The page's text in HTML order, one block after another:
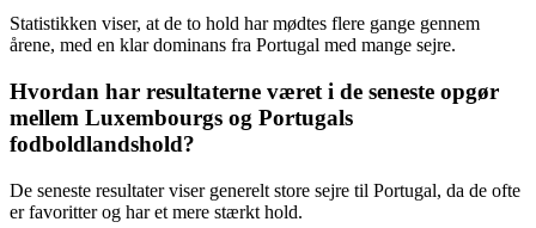
Statistikken viser, at de to hold har mødtes flere gange gennem
årene, med en klar dominans fra Portugal med mange sejre.
Hvordan har resultaterne været i de seneste opgør
mellem Luxembourgs og Portugals
fodboldlandshold?
De seneste resultater viser generelt store sejre til Portugal, da de ofte
er favoritter og har et mere stærkt hold.